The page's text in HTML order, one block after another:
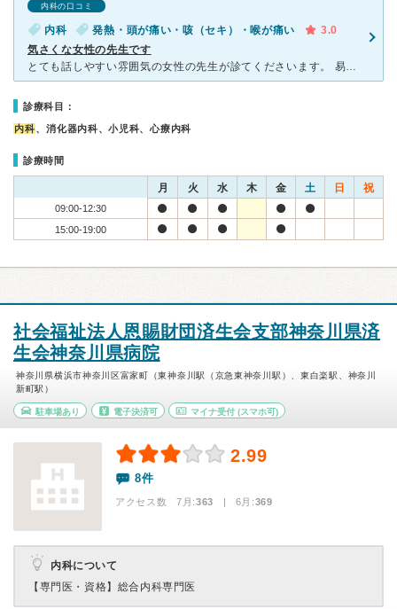
内科の口コミ
内科 発熱・頭が痛い・咳（セキ）・喉が痛い
3.0
気さくな女性の先生です
とても話しやすい雰囲気の女性の先生が診てくださいます。 易しい言葉で説明してもらえるので、お子さんが受診しているのもよく見かけます。 子供がインフルエンザにかかった数日後に発熱、24時間経過し
診療科目：
内科、消化器内科、小児科、心療内科
診療時間
月 火 水 木 金 土 日 祝
09:00-12:30
15:00-19:00
社会福祉法人恩賜財団済生会支部神奈川県済
生会神奈川県病院
神奈川県横浜市神奈川区富家町（東神奈川駅（京急東神奈川駅）、東白楽駅、神奈川
新町駅）
駐車場あり 電子決済可 マイナ受付 (スマホ可)
2.99
8件
アクセス数 7月:363 | 6月:369
内科について
【専門医・資格】 総合内科専門医